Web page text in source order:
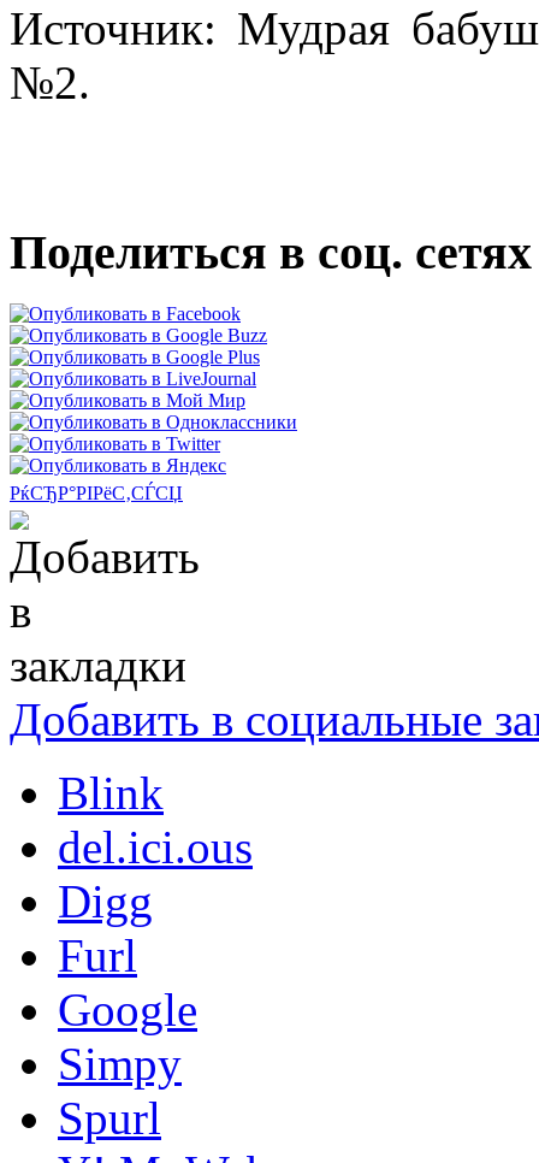
Источник: Мудрая
№2.
Поделиться в соц. сетях
РќСЂР°РІРёС‚СЃСЏ
Добавить в социальные
Blink
del.ici.ous
Digg
Furl
Google
Simpy
Spurl